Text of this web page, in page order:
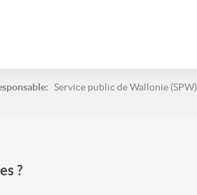
Service public de Wallonie (SPW)
?